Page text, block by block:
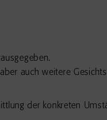
auch weitere
der konkreten